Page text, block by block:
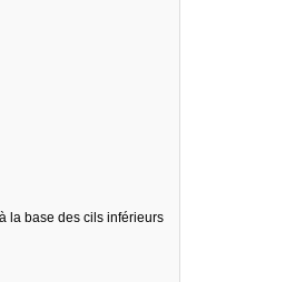
la base des cils inférieurs